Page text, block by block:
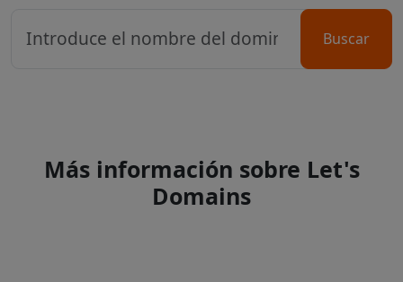
Buscar